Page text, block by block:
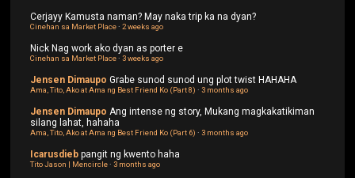
Cerjayy Kamusta naman? May naka trip ka na dyan?
Cinehan sa Market Place·2 weeks ago
Nick Nag work ako dyan as porter e
Cinehan sa Market Place·3 weeks ago
Jensen Dimaupo Grabe sunod sunod ung plot twist HAHAHA
Ama, Tito, Ako at Ama ng Best Friend Ko (Part 8) ·3 months ago
Jensen Dimaupo Ang intense ng story, Mukang magkakatikiman
silang lahat, hahaha
Ama, Tito, Ako at Ama ng Best Friend Ko (Part 6) ·3 months ago
Icarusdieb pangit ng kwento haha
Tito Jason | Mencircle·3 months ago